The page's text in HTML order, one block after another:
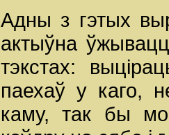
Адны з гэтых
актыўна
тэкстах:
паехаў у каго,
каму, так бы